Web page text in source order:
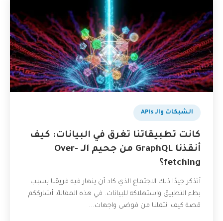
الشبكات والـ APIs
كانت تطبيقاتنا تغرق في البيانات: كيف
أنقذنا GraphQL من جحيم الـ Over-
fetching؟
أتذكر جيدًا ذلك الاجتماع الذي كاد أن ينهار فيه فريقنا بسبب
بطء التطبيق واستهلاكه للبيانات. في هذه المقالة، أشارككم
قصة كيف انتقلنا من فوضى واجهات...